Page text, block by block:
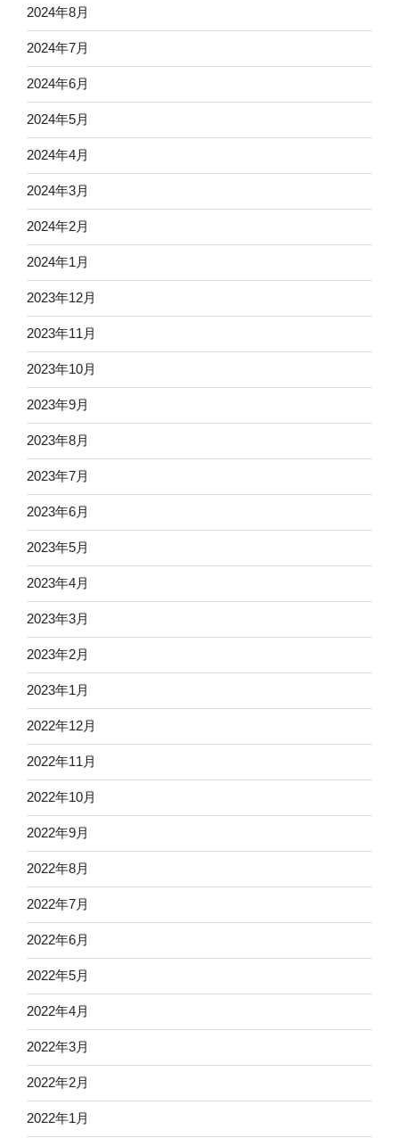
2024年8月
2024年7月
2024年6月
2024年5月
2024年4月
2024年3月
2024年2月
2024年1月
2023年12月
2023年11月
2023年10月
2023年9月
2023年8月
2023年7月
2023年6月
2023年5月
2023年4月
2023年3月
2023年2月
2023年1月
2022年12月
2022年11月
2022年10月
2022年9月
2022年8月
2022年7月
2022年6月
2022年5月
2022年4月
2022年3月
2022年2月
2022年1月